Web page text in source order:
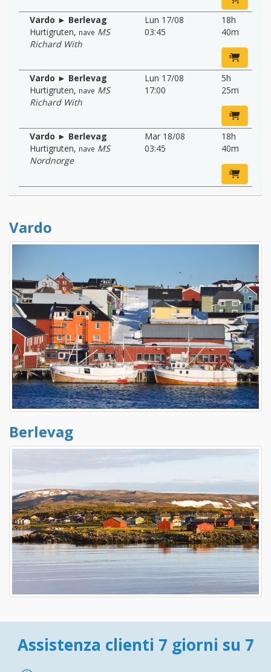
Vardo ► Berlevag
Hurtigruten, nave MS
Richard With
Lun 17/08
03:45
18h
40m
Vardo ► Berlevag
Hurtigruten, nave MS
Richard With
Lun 17/08
17:00
5h
25m
Vardo ► Berlevag
Hurtigruten, nave MS
Nordnorge
Mar 18/08
03:45
18h
40m
Vardo
Berlevag
Assistenza clienti 7 giorni su 7